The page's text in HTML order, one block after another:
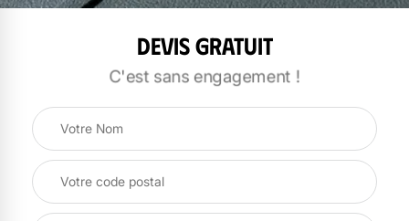
Devis gratuit
C'est sans engagement !